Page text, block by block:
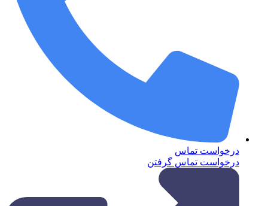
درخواست تماس
درخواست تماس گرفتن